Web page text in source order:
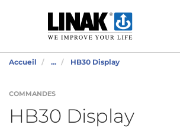
Accueil ... HB30 Display
COMMANDES
HB30 Display